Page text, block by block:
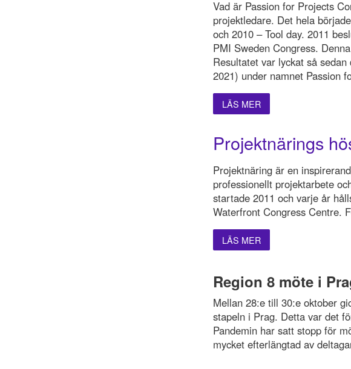
Vad är Passion for Projects
projektledare. Det hela
och 2010 – Tool day. 2011
PMI Sweden Congress.
Resultatet var lyckat så
2021) under namnet Passion
LÄS MER
Projektnärings
Projektnäring är en
professionellt projektarbete
startade 2011 och varje år
Waterfront Congress Centre.
LÄS MER
Region 8 möte i
Mellan 28:e till 30:e oktober
stapeln i Prag. Detta var det
Pandemin har satt stopp för
mycket efterlängtad av